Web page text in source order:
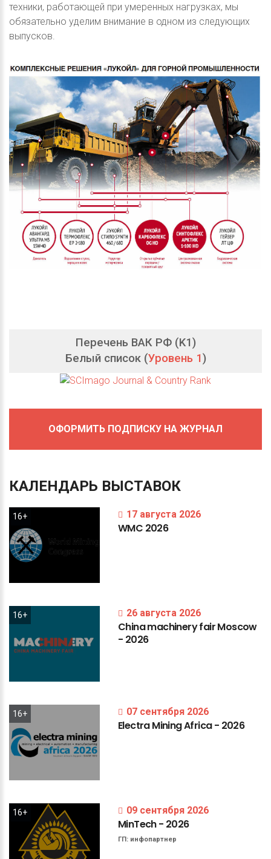
техники, работающей при умеренных нагрузках, мы
обязательно уделим внимание в одном из следующих
выпусков.
Перечень ВАК РФ (K1)
Белый список (Уровень 1)
ОФОРМИТЬ ПОДПИСКУ НА ЖУРНАЛ
КАЛЕНДАРЬ ВЫСТАВОК
16+ 17 августа 2026
WMC 2026
16+ 26 августа 2026
ChinamachineryfairMoscow
- 2026
16+ 07 сентября 2026
ElectraMiningAfrica- 2026
16+ 09 сентября 2026
MinTech- 2026
ГП: инфопартнер